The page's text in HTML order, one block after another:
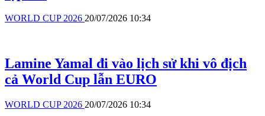
WORLD CUP 2026 20/07/2026 10:34
Lamine Yamal đi vào lịch sử khi vô địch
cả World Cup lẫn EURO
WORLD CUP 2026 20/07/2026 10:34